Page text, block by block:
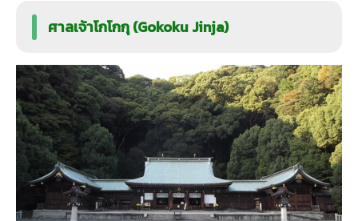
ศาลเจ้าโกโกกุ (Gokoku Jinja)